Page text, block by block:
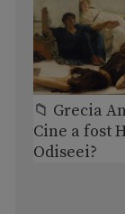
📁 Grecia
Cine a fost
Odiseei?